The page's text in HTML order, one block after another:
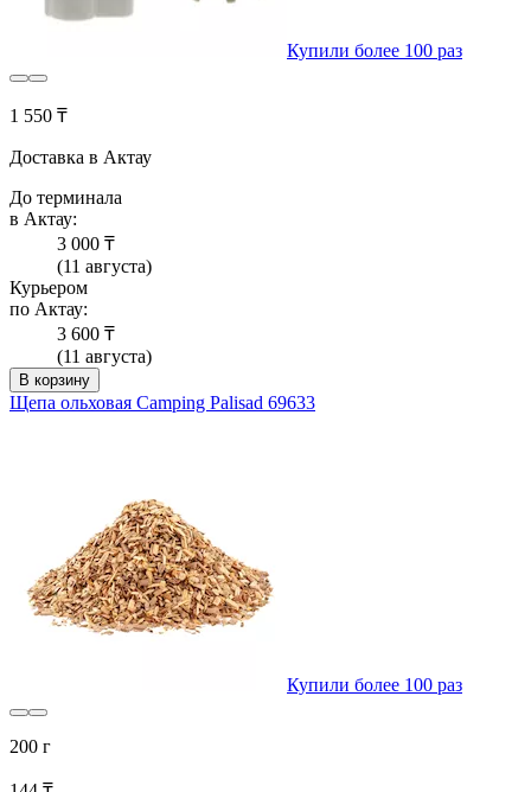
Купили более 100 раз
1 550 ₸
Доставка в Актау
До терминала
в Актау:
3 000 ₸
(11 августа)
Курьером
по Актау:
3 600 ₸
(11 августа)
В корзину
Щепа ольховая Camping Palisad 69633
Купили более 100 раз
200 г